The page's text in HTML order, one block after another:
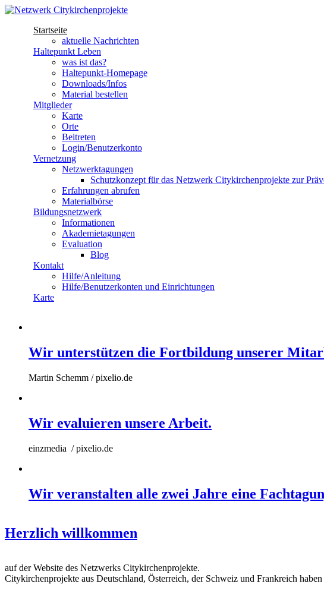
Direkt zum Inhalt
Netzwerk
Citykirchenprojekte
Startseite
aktuelle Nachrichten
Haltepunkt Leben
was ist das?
Haltepunkt-Homepage
Downloads/Infos
Material bestellen
Mitglieder
Karte
Orte
Beitreten
Login/Benutzerkonto
Vernetzung
Netzwerktagungen
Schutzkonzept für das Netzwerk Citykirchenprojekte zur
Erfahrungen abrufen
Materialbörse
Bildungsnetzwerk
Informationen
Akademietagungen
Evaluation
Blog
Kontakt
Hilfe/Anleitung
Hilfe/Benutzerkonten und Einrichtungen
Karte
Wir unterstützen die Fortbildung unserer
Martin Schemm / pixelio.de
Wir evaluieren unsere Arbeit.
einzmedia / pixelio.de
Wir veranstalten alle zwei Jahre eine
Herzlich willkommen
auf der Website des Netzwerks Citykirchenprojekte.
Citykirchenprojekte aus Deutschland, Österreich, der Schweiz und Frankreich